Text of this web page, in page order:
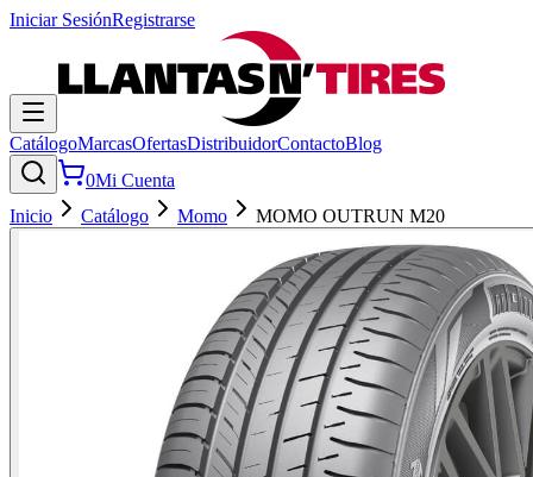
Iniciar SesiónRegistrarse
CatálogoMarcasOfertasDistribuidorContactoBlog
0Mi Cuenta
Inicio
Catálogo Momo MOMO OUTRUN M20